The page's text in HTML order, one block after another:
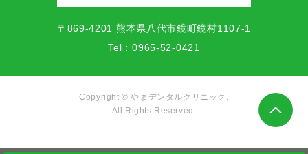
〒869-4201 熊本県八代市鏡町鏡村1107-1
Tel：0965-52-0421
Copyright © やまデンタルクリニック.
All Rights Reserved.